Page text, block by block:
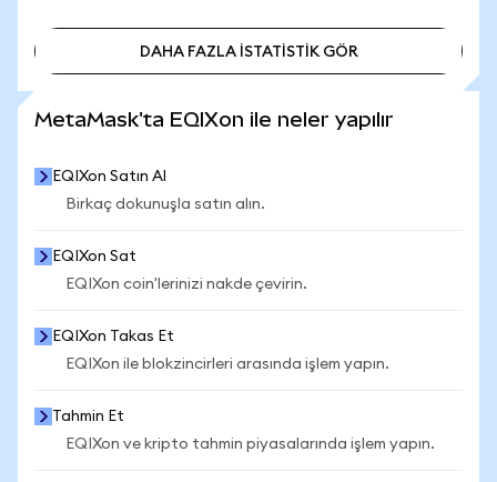
DAHA FAZLA İSTATİSTİK GÖR
MetaMask'ta EQIXon ile neler yapılır
EQIXon Satın Al
Birkaç dokunuşla satın alın.
EQIXon Sat
EQIXon coin'lerinizi nakde çevirin.
EQIXon Takas Et
EQIXon ile blokzincirleri arasında işlem yapın.
Tahmin Et
EQIXon ve kripto tahmin piyasalarında işlem yapın.